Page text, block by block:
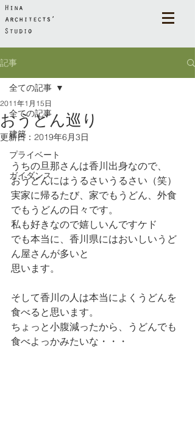
記事
全ての記事
建築
プライベート
ガイダンス
全ての記事
おうどん巡り
2011年1月15日
更新日： 2019年6月3日
うちの旦那さんは香川出身なので、
おうどんにはうるさいうるさい（笑）
実家に帰るたび、家でもうどん、外食
でもうどんの日々です。
私も好きなので嬉しいんですケド
でも本当に、香川県にはおいしいうど
ん屋さんが多いと
思います。
そして香川の人は本当によくうどんを
食べると思います。
ちょっと小腹減ったから、うどんでも
食べよっかみたいな・・・